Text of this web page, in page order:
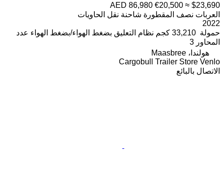
AED 86,980 €20,500 ≈ $23,690
العربات نصف المقطورة شاحنة نقل الحاويات
2022
حمولة 33,210 كجم نظام التعليق بضغط الهواء/بضغط الهواء عدد
المحاور 3
هولندا، Maasbree
Cargobull Trailer Store Venlo
الاتصال بالبائع